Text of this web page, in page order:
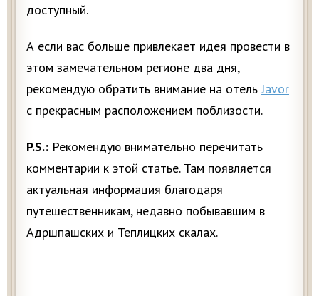
доступный.
А если вас больше привлекает идея провести в
этом замечательном регионе два дня,
рекомендую обратить внимание на отельJavor
с прекрасным расположением поблизости.
P.S.: Рекомендую внимательно перечитать
комментарии к этой статье. Там появляется
актуальная информация благодаря
путешественникам, недавно побывавшим в
Адршпашских и Теплицких скалах.